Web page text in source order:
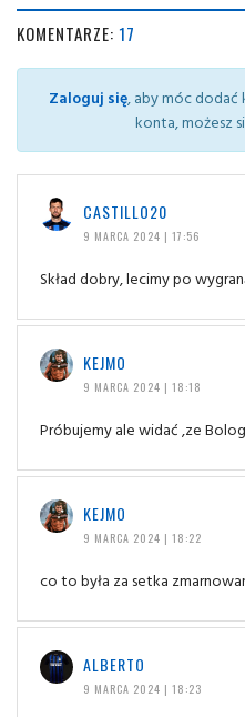
KOMENTARZE: 17
Zaloguj się, aby móc dodać
konta, możesz
CASTILLO20
9 MARCA 2024 | 17:56
Skład dobry, lecimy po
KEJMO
9 MARCA 2024 | 18:18
Próbujemy ale widać ,ze
KEJMO
9 MARCA 2024 | 18:22
co to była za setka
ALBERTO
9 MARCA 2024 | 18:23